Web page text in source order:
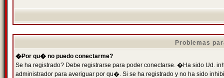
Problemas
�Por qu� no puedo conectarme?
Se ha registrado? Debe registrarse para poder conectarse. �Ha sido Ud.
administrador para averiguar por qu�. Si se ha registrado y no ha sido